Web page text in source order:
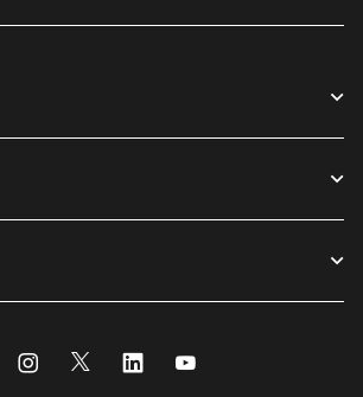
FacebookInstagram
Twitter LinkedIn